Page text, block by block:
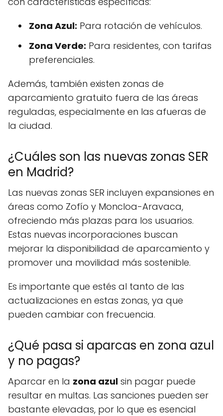
Zona Azul: Para rotación de vehículos.
Zona Verde: Para residentes, con tarifas
preferenciales.
Además, también existen zonas de
aparcamiento gratuito fuera de las áreas
reguladas, especialmente en las afueras de
la ciudad.
¿Cuáles son las nuevas zonas SER
en Madrid?
Las nuevas zonas SER incluyen expansiones en
áreas como Zofío y Moncloa-Aravaca,
ofreciendo más plazas para los usuarios.
Estas nuevas incorporaciones buscan
mejorar la disponibilidad de aparcamiento y
promover una movilidad más sostenible.
Es importante que estés al tanto de las
actualizaciones en estas zonas, ya que
pueden cambiar con frecuencia.
¿Qué pasa si aparcas en zona azul
y no pagas?
Aparcar en la zona azul sin pagar puede
resultar en multas. Las sanciones pueden ser
bastante elevadas, por lo que es esencial